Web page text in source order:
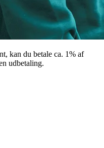
kan du betale ca. 1% af
udbetaling.